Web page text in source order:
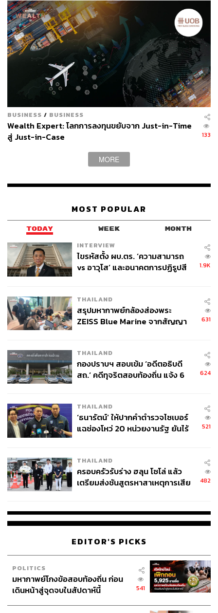
BUSINESS / BUSINESS
Wealth Expert: โลกการลงทุนขยับจาก Just-in-Time
สู่ Just-in-Case
133
MORE
MOST POPULAR
TODAY WEEK MONTH
INTERVIEW
ไขรหัสตั้ง ผบ.ตร. ‘ความสามารถ
vs อาวุโส’ และอนาคตการปฏิรูปสี
1.9K
THAILAND
สรุปมหากาพย์กล้องส่องพระ
ZEISS Blue Marine จากสัญญา
จ่ายหนี้-แอบระบุแบรนด์
631
THAILAND
กองปราบฯ สอบเข้ม ‘อดีตอธิบดี
สถ.’ คดีทุจริตสอบท้องถิ่น แจ้ง 6
624
THAILAND
‘ธนารัตน์’ ให้ปากคำตำรวจไซเบอร์
แฉช่องโหว่ 20 หน่วยงานรัฐ ยันไร้
521
THAILAND
ครอบครัวรับร่าง ฮลุน โซโล่ แล้ว
เตรียมส่งชันสูตรหาสาเหตุการเสีย
482
EDITOR'S PICKS
POLITICS
มหากาพย์โกงข้อสอบท้องถิ่น ก่อน
เดินหน้าสู่จุดจบในสัปดาห์นี้
541